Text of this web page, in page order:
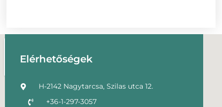
Elérhetőségek
H-2142 Nagytarcsa, Szilas utca 12.
+36-1-297-3057